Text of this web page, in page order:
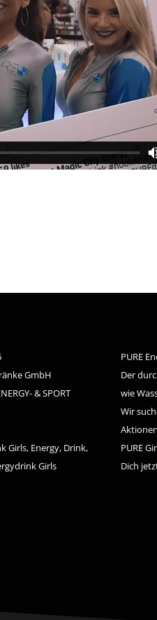
GmbH
& SPORT
Girls, Energy, Drink,
Girls
PURE
Der
wie
Wir
PURE
Dich